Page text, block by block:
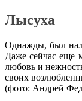
Лысуха
Однажды, был
Даже сейчас еще
любовь и
своих
(фото: Андрей